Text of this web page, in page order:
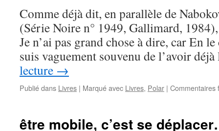
Comme déjà dit, en parallèle de
(Série Noire n° 1949, Gallimard,
Je n’ai pas grand chose à dire, car En
suis vaguement souvenu de l’avoir
lecture →
Publié dans Livres | Marqué avec Livres, Polar | Commentaires
être mobile, c’est se